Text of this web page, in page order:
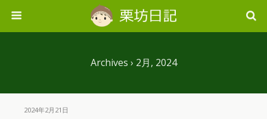
Archives › 2月, 2024
2024年2月21日